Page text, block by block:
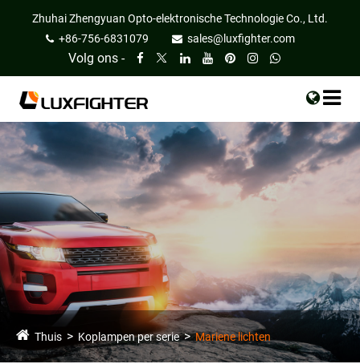
Zhuhai Zhengyuan Opto-elektronische Technologie Co., Ltd.
+86-756-6831079
sales@luxfighter.com
Volg ons -
Thuis Koplampen per serie Mariene lichten